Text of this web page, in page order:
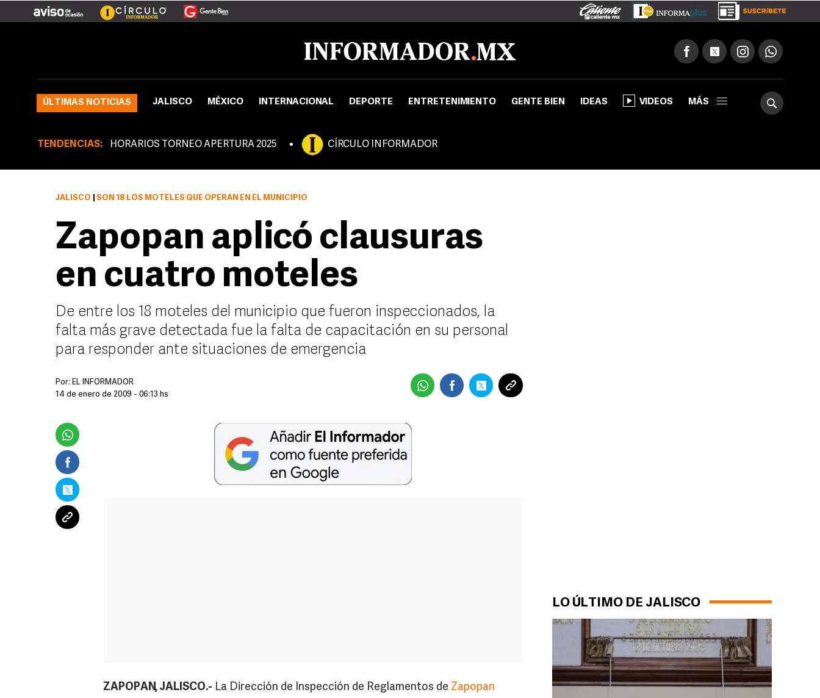
ÚLTIMAS NOTICIAS JALISCO MÉXICO INTERNACIONAL DEPORTE ENTRETENIMIENTO GENTE BIEN IDEAS VIDEOS MÁS
TENDENCIAS: HORARIOS TORNEO APERTURA 2025 CÍRCULO INFORMADOR
LO ÚLTIMO DE JALISCO
JALISCO SON 18 LOS MOTELES QUE OPERAN EN EL MUNICIPIO
Zapopan aplicó clausuras
en cuatro moteles
De entre los 18 moteles del municipio que fueron inspeccionados, la
falta más grave detectada fue la falta de capacitación en su personal
para responder ante situaciones de emergencia
Por: EL INFORMADOR
14 de enero de 2009 - 06:13 hs
ZAPOPAN, JALISCO.- La Dirección de Inspección de Reglamentos de Zapopan